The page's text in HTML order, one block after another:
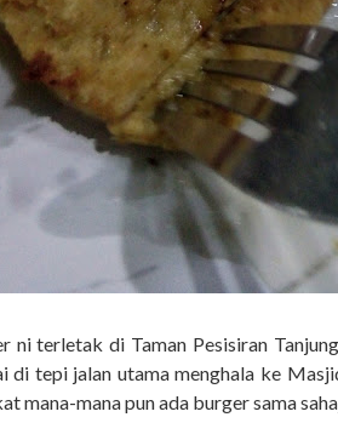
ni terletak di Taman Pesisiran
di tepi jalan utama menghala ke
mana-mana pun ada burger sama